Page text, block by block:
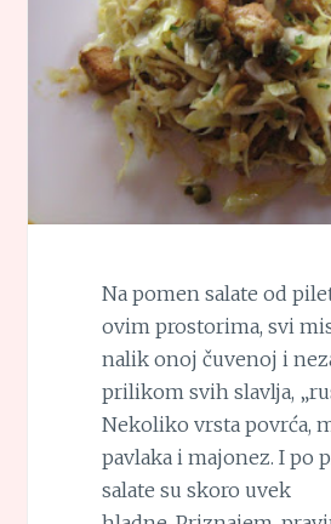
Na pomen salate od
ovim prostorima, svi
nalik onoj čuvenoj i
prilikom svih slavlja,
Nekoliko vrsta povrća,
pavlaka i majonez. I po
salate su skoro uvek